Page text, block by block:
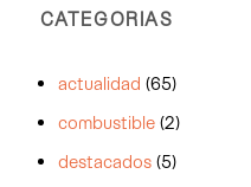
CATEGORIAS
actualidad (65)
combustible(2)
destacados(5)